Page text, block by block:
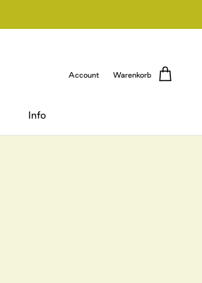
Account Warenkorb
Info